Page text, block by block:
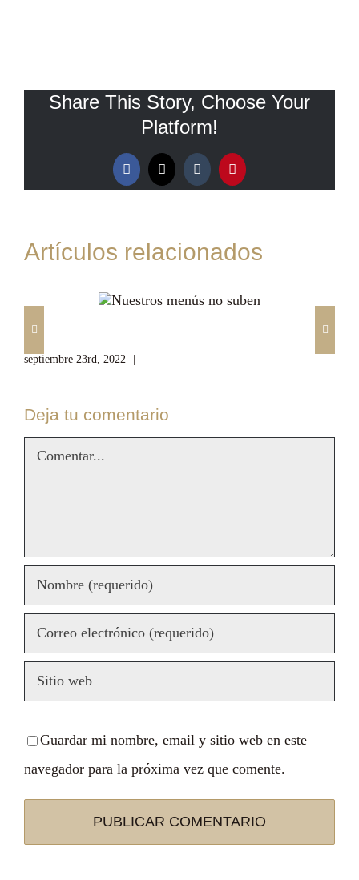
Share This Story, Choose Your
Platform!
Facebook
X TumblrPinterest
Artículos relacionados
Nuestros menús no suben
septiembre 23rd, 2022
Deja tu comentario
Comentar
Guardar mi nombre, email y sitio web en este
navegador para la próxima vez que comente.